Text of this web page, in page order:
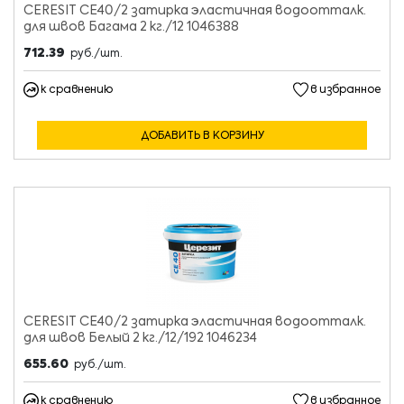
CERESIT CE40/2 затирка эластичная водоотталк.
для швов Багама 2 кг./12 1046388
712.39 руб./шт.
к сравнению в избранное
ДОБАВИТЬ В КОРЗИНУ
CERESIT CE40/2 затирка эластичная водоотталк.
для швов Белый 2 кг./12/192 1046234
655.60 руб./шт.
к сравнению в избранное